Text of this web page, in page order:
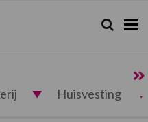
Zoeken...
Zoek
Huisvesting